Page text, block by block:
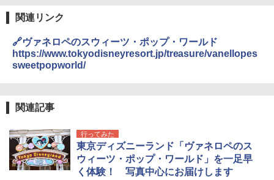
関連リンク
🔗ヴァネロペのスウィーツ・ポップ・ワールド
https://www.tokyodisneyresort.jp/treasure/vanellopes
sweetpopworld/
関連記事
行ってみた
東京ディズニーランド「ヴァネロペのス
ウィーツ・ポップ・ワールド」を一足早
く体験！ 写真中心にお届けします